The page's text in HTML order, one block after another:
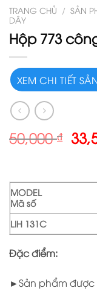
TRANG CHỦ / SẢN
DÂY
Hộp 773
XEM CHI TIẾT
50,000₫
MODEL
Mã số
LIH 131C
Đặc điểm:
►Sản phẩm được